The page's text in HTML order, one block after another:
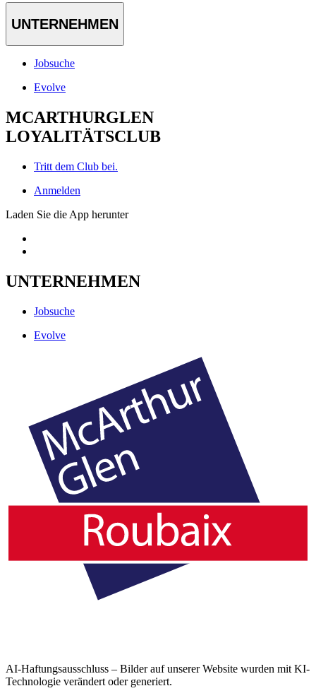
UNTERNEHMEN
Jobsuche
Evolve
MCARTHURGLEN
LOYALITÄTSCLUB
Tritt dem Club bei.
Anmelden
Laden Sie die App herunter
UNTERNEHMEN
Jobsuche
Evolve
AI-Haftungsausschluss – Bilder auf unserer Website wurden mit KI-
Technologie verändert oder generiert.